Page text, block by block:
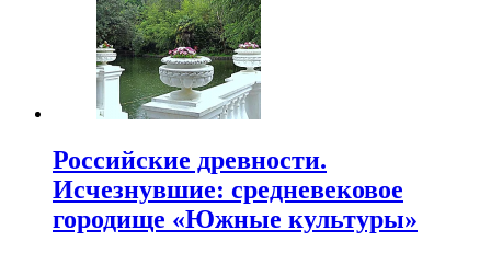
Российские древности.
Исчезнувшие: средневековое
городище «Южные культуры»